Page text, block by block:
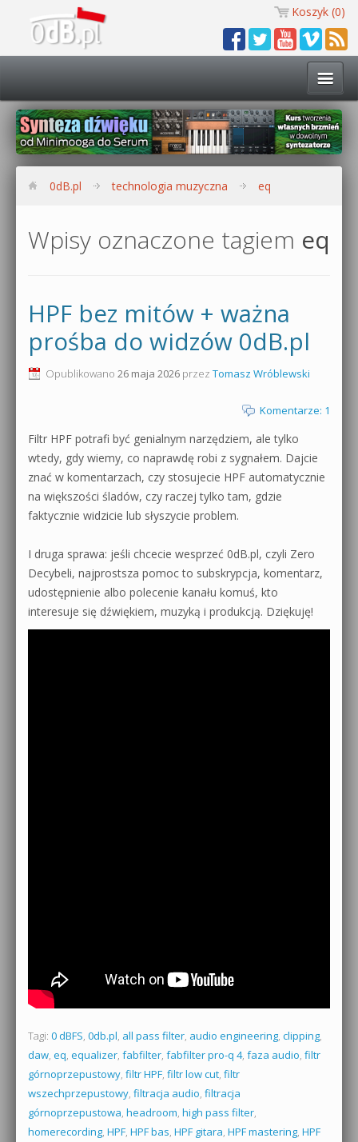
Koszyk (0)
Technologia muzyczna
Kursy i warsztaty
Zobacz wszystkie kursy i warsztaty
Produkcja muzyczna w praktyce
Bitwig Studio od podstaw
Sound Forge od podstaw
Dubstep z syntezatorem Massive
Pakiety
Kontakt
0dB.pl - informacje
Materiały dla mediów
Archiwum aktualności
Polityka prywatności
Regulamin
Działanie sklepu internetowego
Wyszukiwanie
0dB.pl technologia muzyczna eq
Wpisy oznaczone tagiem eq
HPF bez mitów + ważna
prośba do widzów 0dB.pl
Opublikowano 26 maja 2026 przez Tomasz Wróblewski
Komentarze: 1
Filtr HPF potrafi być genialnym narzędziem, ale tylko
wtedy, gdy wiemy, co naprawdę robi z sygnałem. Dajcie
znać w komentarzach, czy stosujecie HPF automatycznie
na większości śladów, czy raczej tylko tam, gdzie
faktycznie widzicie lub słyszycie problem.
I druga sprawa: jeśli chcecie wesprzeć 0dB.pl, czyli Zero
Decybeli, najprostsza pomoc to subskrypcja, komentarz,
udostępnienie albo polecenie kanału komuś, kto
interesuje się dźwiękiem, muzyką i produkcją. Dziękuję!
Tagi: 0 dBFS, 0db.pl, all pass filter, audio engineering, clipping,
daw, eq, equalizer, fabfilter, fabfilter pro-q 4, faza audio, filtr
górnoprzepustowy, filtr HPF, filtr low cut, filtr
wszechprzepustowy, filtracja audio, filtracja
górnoprzepustowa, headroom, high pass filter,
homerecording, HPF, HPF bas, HPF gitara, HPF mastering, HPF